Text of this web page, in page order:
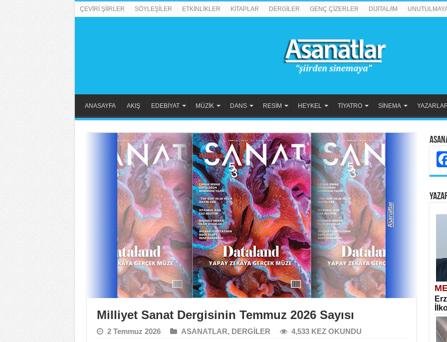
ÇEVİRİ ŞİİRLER SÖYLEŞİLER ETKİNLİKLER KİTAPLAR DERGİLER GENÇ ÇİZERLER DİJİTAL/İM
ANASAYFA AKIŞ EDEBİYAT MÜZİK DANS RESİM HEYKEL TİYATRO SİNEMA
Milliyet Sanat Dergisinin Temmuz 2026 Sayısı
2 Temmuz 2026 ASANATLAR, DERGİLER 4,533 KEZ OKUNDU